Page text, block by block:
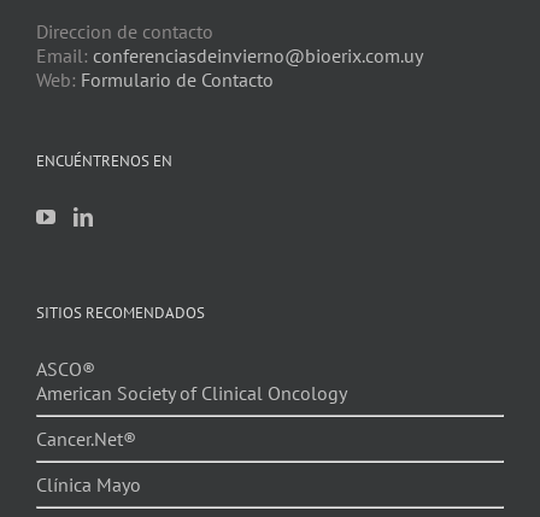
Direccion de contacto
Email: conferenciasdeinvierno@bioerix.com.uy
Web: Formulario de Contacto
ENCUÉNTRENOS EN
SITIOS RECOMENDADOS
ASCO®
American Society of Clinical Oncology
Cancer.Net®
Clínica Mayo